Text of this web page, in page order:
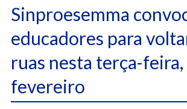
Sinproesemma
educadores para
ruas nesta terça-feira,
fevereiro